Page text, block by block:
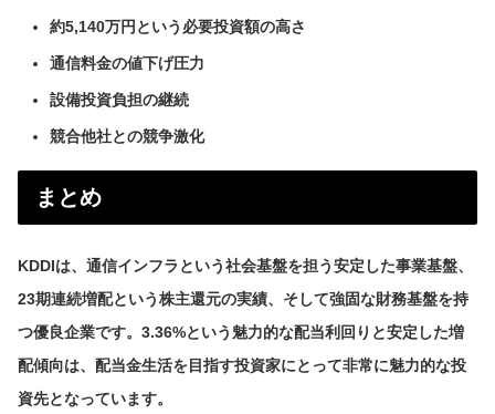
約5,140万円という必要投資額の高さ
通信料金の値下げ圧力
設備投資負担の継続
競合他社との競争激化
まとめ
KDDIは、通信インフラという社会基盤を担う安定した事業基盤、
23期連続増配という株主還元の実績、そして強固な財務基盤を持
つ優良企業です。3.36%という魅力的な配当利回りと安定した増
配傾向は、配当金生活を目指す投資家にとって非常に魅力的な投
資先となっています。